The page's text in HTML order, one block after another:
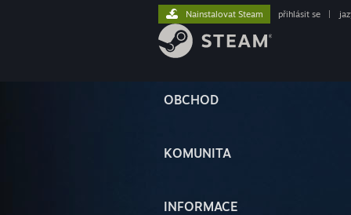
OBCHOD
KOMUNITA
INFORMACE
Nainstalovat Steam přihlásit se